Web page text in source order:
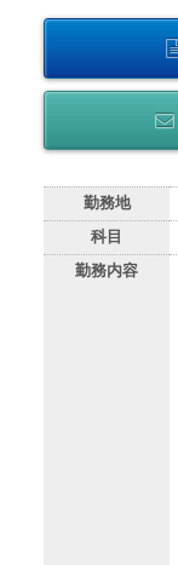
勤務地
科目
勤務内容